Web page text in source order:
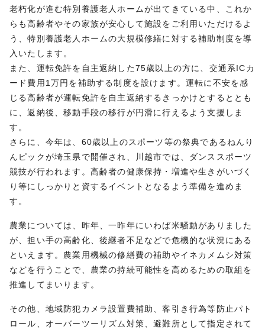
老朽化が進む特別養護老人ホームが出てきている中、これか
らも高齢者やその家族が安心して施設をご利用いただけるよ
う、特別養護老人ホームの大規模修繕に対する補助制度を導
入いたします。
また、運転免許を自主返納した75歳以上の方に、交通系ICカ
ード費用1万円を補助する制度を設けます。運転に不安を感
じる高齢者が運転免許を自主返納するきっかけとするととも
に、返納後、移動手段の移行が円滑に行えるよう支援しま
す。
さらに、今年は、60歳以上のスポーツ等の祭典であるねんり
んピックが埼玉県で開催され、川越市では、ダンススポーツ
競技が行われます。高齢者の健康保持・増進や生きがいづく
り等にしっかりと資するイベントとなるよう準備を進めま
す。
農業については、昨年、一昨年にいわば米騒動がありました
が、担い手の高齢化、後継者不足などで危機的な状況にある
といえます。農業用機械の修繕費の補助やイネカメムシ対策
などを行うことで、農業の持続可能性を高めるための取組を
推進してまいります。
その他、地域防犯カメラ設置費補助、客引き行為等防止パト
ロール、オーバーツーリズム対策、避難所として指定されて